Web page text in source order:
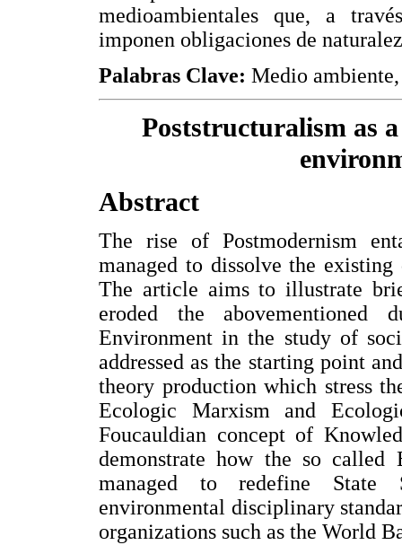
medioambientales que, a
imponen obligaciones de
Palabras Clave: Medio
Poststructuralism as
Abstract
The rise of Postmodernism
managed to dissolve the
The article aims to illustrate
eroded the
Environment in the study of
addressed as the starting point
theory production which stress
Ecologic Marxism and
Foucauldian concept of
demonstrate how the so called
managed to redefine State
environmental disciplinary
organizations such as the World